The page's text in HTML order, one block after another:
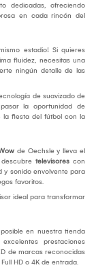
dedicadas, ofreciendo
en cada rincón del
estadio! Si quieres
fluidez, necesitas una
ningún detalle de las
de suavizado de
la oportunidad de
la fiesta del fútbol con la
de Oechsle y lleva el
televisores con
y sonido envolvente para
favoritos.
ideal para transformar
en nuestra tienda
prestaciones
de marcas reconocidas
HD o 4K de entrada.